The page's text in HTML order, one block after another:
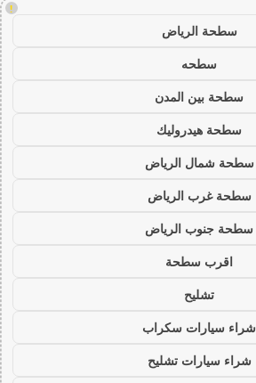
!
سطحة الرياض
سطحه
سطحة بين المدن
سطحة هيدروليك
سطحة شمال الرياض
سطحة غرب الرياض
سطحة جنوب الرياض
اقرب سطحة
تشليح
شراء سيارات سكراب
شراء سيارات تشليح